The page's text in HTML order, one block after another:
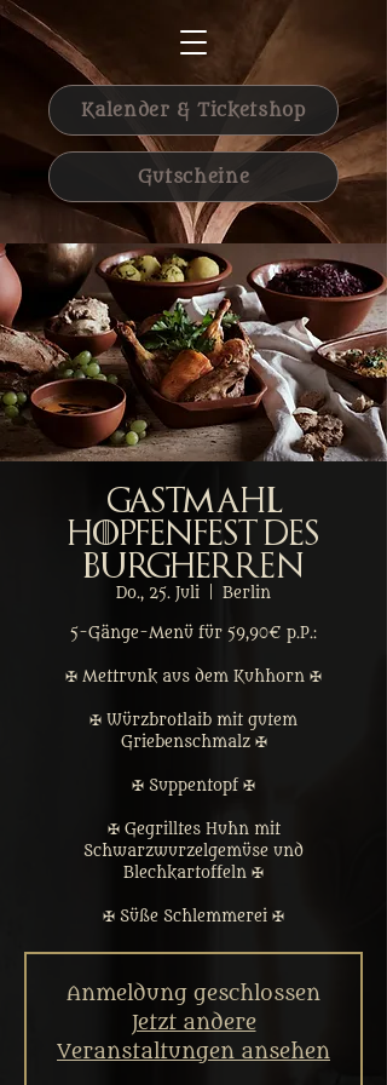
Gutscheine
Kalender & Ticketshop
Gastmahl
Hopfenfest des
Burgherren
Do., 25. Juli Berlin
5-Gänge-Menü für 59,90€ p.P.:
✠ Mettrunk aus dem Kuhhorn ✠
✠ Würzbrotlaib mit gutem
Griebenschmalz ✠
✠ Suppentopf ✠
✠ Gegrilltes Huhn mit
Schwarzwurzelgemüse und
Blechkartoffeln ✠
✠ Süße Schlemmerei ✠
Anmeldung geschlossen
Jetzt andere
Veranstaltungen ansehen